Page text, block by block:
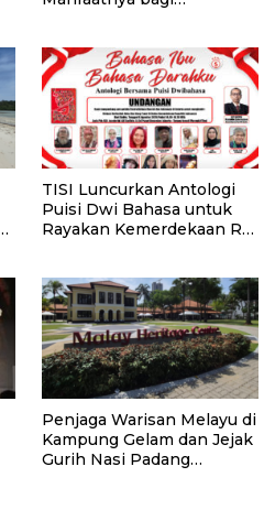
TISI Luncurkan Antologi
Puisi Dwi Bahasa untuk
Rayakan Kemerdekaan RI
Penjaga Warisan Melayu di
Kampung Gelam dan Jejak
Gurih Nasi Padang